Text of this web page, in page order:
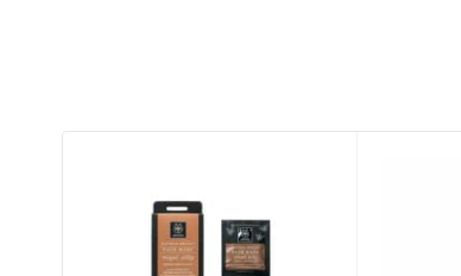
Εντάξτε τη μάσκα ματιών στην
βλέμματός σας!